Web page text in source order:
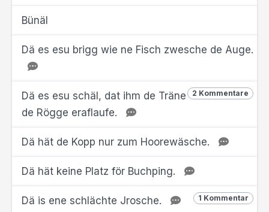
Bünäl
Dä es esu brigg wie ne Fisch zwesche de Auge.
2 Kommentare
Dä es esu schäl, dat ihm de Träne
de Rögge eraflaufe.
Dä hät de Kopp nur zum Hoorewäsche.
Dä hät keine Platz för Buchping.
1 Kommentar
Dä is ene schlächte Jrosche.